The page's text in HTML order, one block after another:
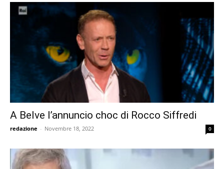
A Belve l’annuncio choc di Rocco Siffredi
redazione - Novembre 18, 2022 0